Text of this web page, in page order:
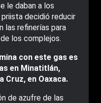
le daban a los
decidió reducir
las refinerías para
los complejos.
con este gas es
en Minatitlán,
Cruz, en Oaxaca.
de azufre de las